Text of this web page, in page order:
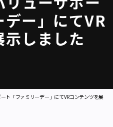
デー」にてVR
しました
ト「ファミリーデー」にてVRコンテンツを展